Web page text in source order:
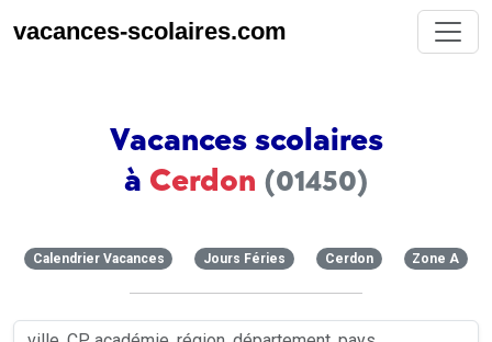
vacances-scolaires.com
Vacances scolaires
à Cerdon (01450)
Calendrier Vacances Jours Féries Cerdon Zone A